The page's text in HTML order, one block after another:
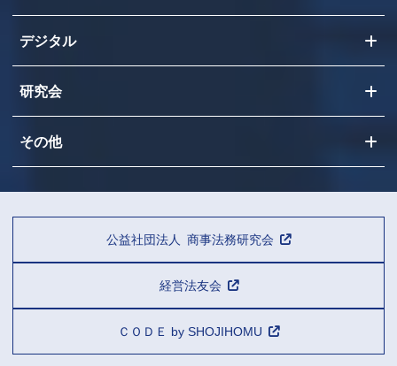
デジタル
研究会
その他
公益社団法人 商事法務研究会
経営法友会
ＣＯＤＥ by SHOJIHOMU